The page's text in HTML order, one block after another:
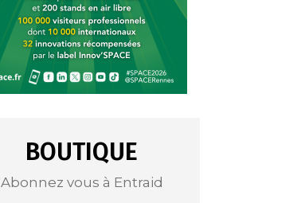
BOUTIQUE
Abonnez vous à Entraid